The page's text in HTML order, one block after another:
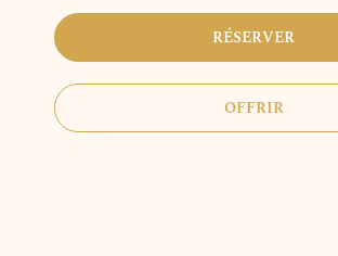
RÉSERVER
OFFRIR